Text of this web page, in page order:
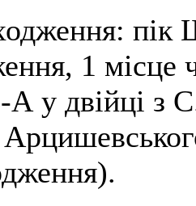
пік
1 місце
А у двійці з